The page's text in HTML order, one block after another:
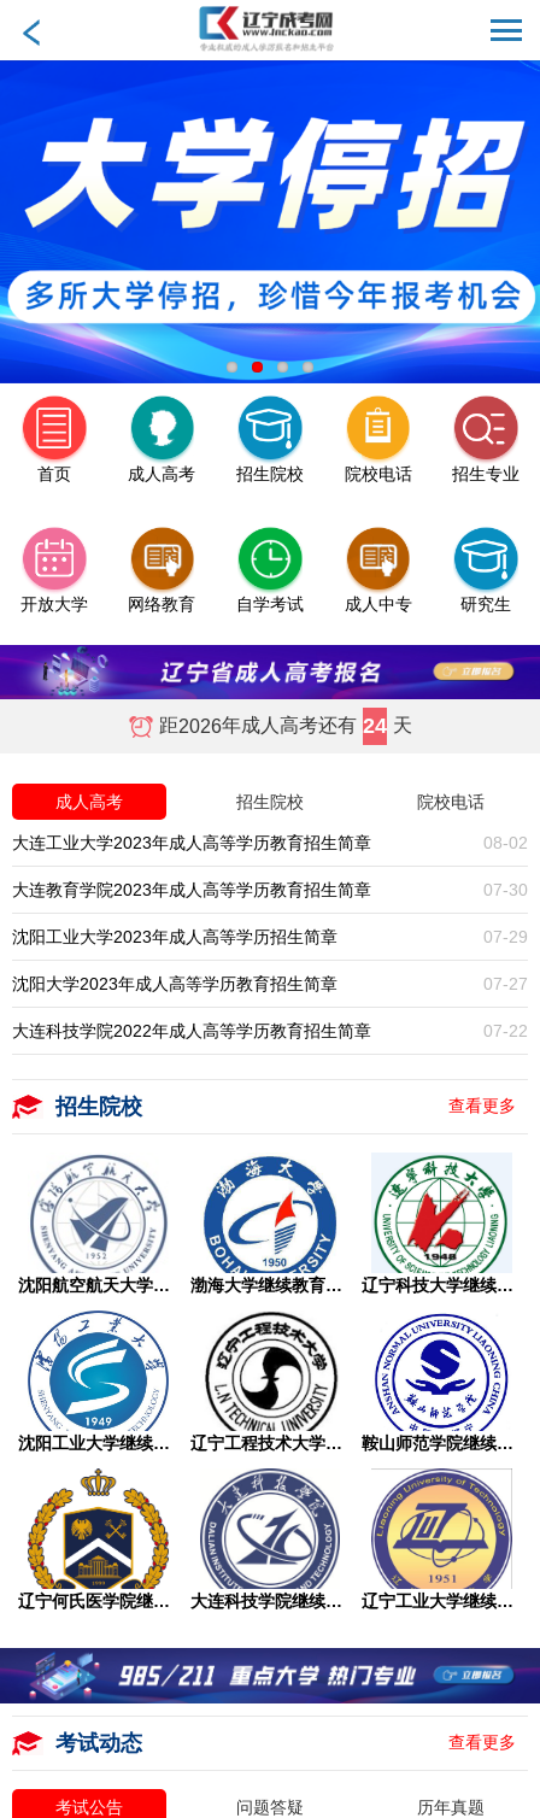
首页 成人高考 招生院校 院校电话 招生专业
开放大学 网络教育 自学考试 成人中专 研究生
距2026年成人高考还有 24 天
成人高考 招生院校 院校电话
08-02
大连工业大学2023年成人高等学历教育招生简章
07-30
大连教育学院2023年成人高等学历教育招生简章
07-29
沈阳工业大学2023年成人高等学历招生简章
07-27
沈阳大学2023年成人高等学历教育招生简章
07-22
大连科技学院2022年成人高等学历教育招生简章
招生院校 查看更多
沈阳航空航天大学继续教育学院成人高考 渤海大学继续教育学院成人高考 辽宁科技大学继续教育学院成人高考
沈阳工业大学继续教育学院成人高考 辽宁工程技术大学继续教育学院成人高考 鞍山师范学院继续教育学院成人高考
辽宁何氏医学院继续教育学院成人高考 大连科技学院继续教育学院成人高考 辽宁工业大学继续教育学院成人高考
考试动态 查看更多
考试公告 问题答疑 历年真题